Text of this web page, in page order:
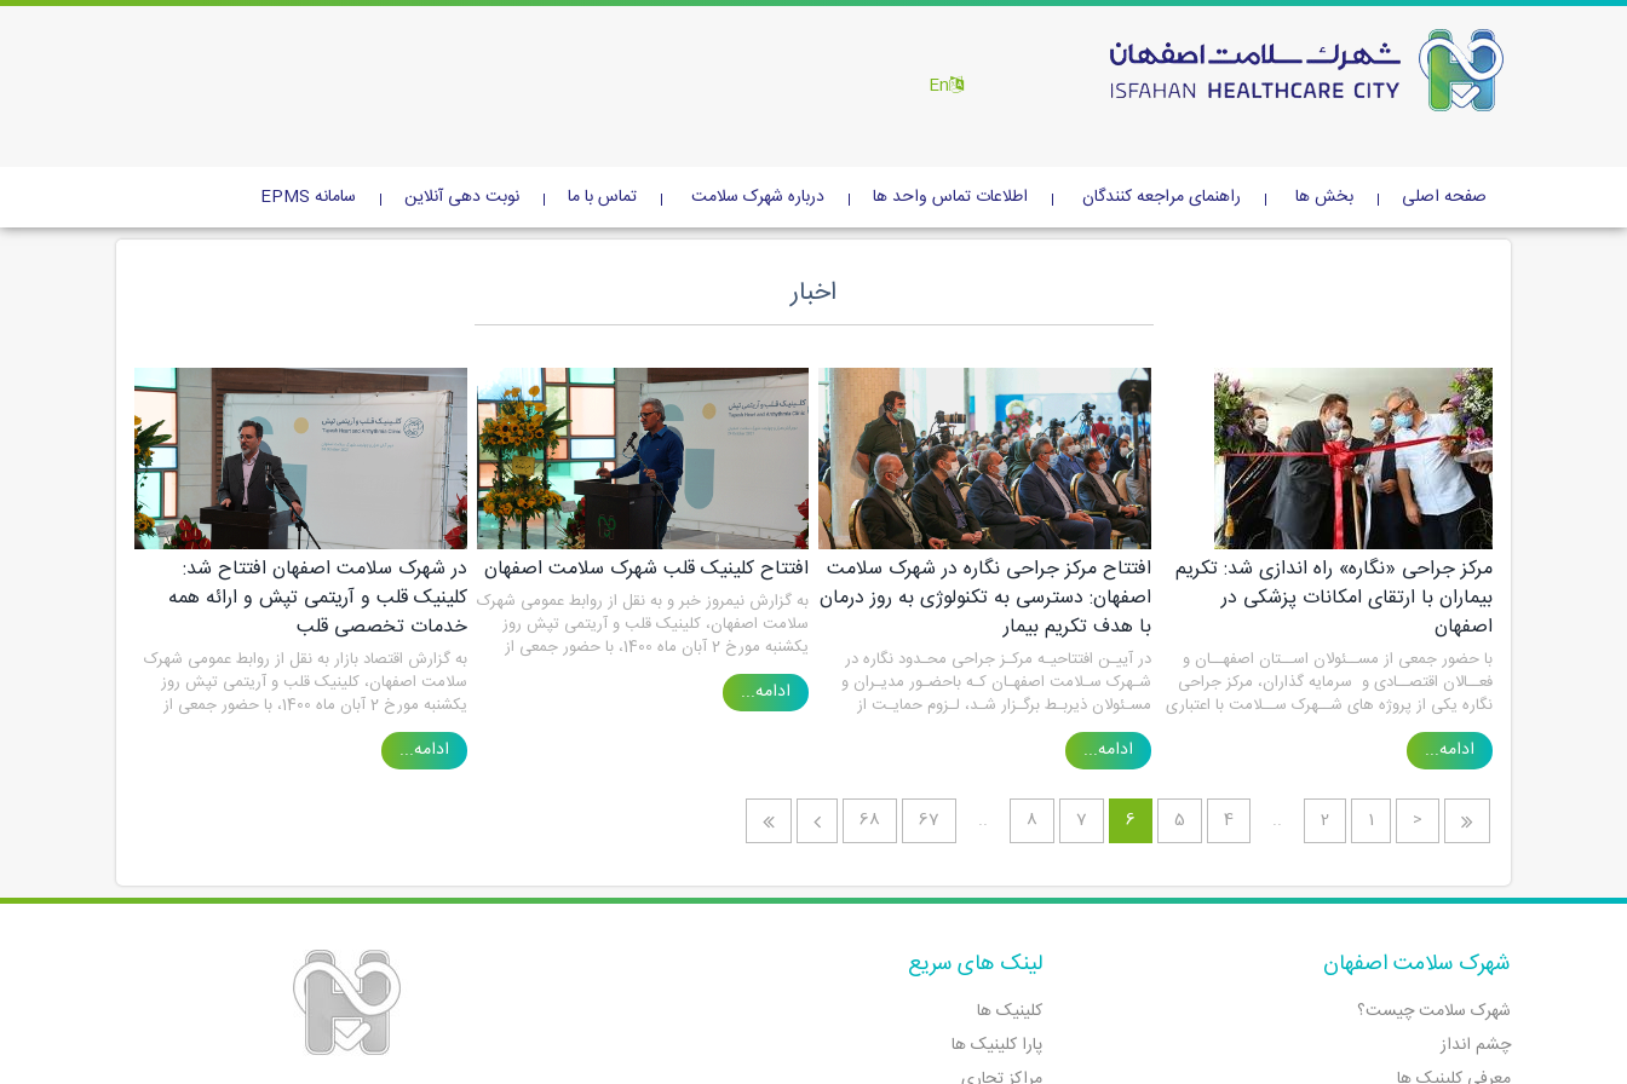
En
صفحه اصلی بخش ها راهنمای مراجعه کنندگان اطلاعات تماس واحد ها درباره شهرک سلامت تماس با ما نوبت دهی آنلاین سامانه EPMS
اخبار
مرکز جراحى «نگاره» راه اندازى شد: تکریم
بیماران با ارتقاى امکانات پزشکى در
اصفهان
با حضور جمعى از مســئولان اســتان اصفهــان و
فعــالان اقتصــادى و سرمایه گذاران، مرکز جراحى
نگاره یکى از پروژه هاى شــهرک ســلامت با اعتبارى
بالغ بر ســه هزار میلیارد ریال به بهره بردارى رسید.
ادامه...
افتتاح مرکز جراحی نگاره در شهرک سلامت
اصفهان: دسترسی به تکنولوژی به روز درمان
با هدف تکریم بیمار
در آییـن افتتاحیـه مرکـز جراحی محـدود نگاره در
شـهرک سـلامت اصفهـان کـه باحضـور مدیـران و
مسـئولان ذیربـط برگـزار شـد، لـزوم حمایـت از
بخـش خصوصـی بویـژه در بحـث درمـان،
دسترسـی بـه جدیدتریـن روش هـای درمانـی و
تکنولـوژی هـای اسـتاندارد روز بعنـوان یـک مطالبـه
و حقـوق مدنـی شـهروندان مطـر ح گردیـد.
ادامه...
افتتاح کلینیک قلب شهرک سلامت اصفهان
به گزارش نیمروز خبر و به نقل از روابط عمومی شهرک
سلامت اصفهان، کلینیک قلب و آریتمی تپش روز
یکشنبه مورخ 2 آبان ماه 1400، با حضور جمعی از
پزشکان و متخصصان قلب استان اصفهان، به بهره
برداری رسید.
ادامه...
در شهرک سلامت اصفهان افتتاح شد:
کلینیک قلب و آریتمی تپش و ارائه همه
خدمات تخصصی قلب
به گزارش اقتصاد بازار به نقل از روابط عمومی شهرک
سلامت اصفهان، کلینیک قلب و آریتمی تپش روز
یکشنبه مورخ 2 آبان ماه 1400، با حضور جمعی از
پزشکان و متخصصان قلب استان اصفهان، به بهره
برداری رسید....
ادامه...
<
1
2
..
4
5
6
7
8
..
67
68
شهرک سلامت اصفهان
شهرک سلامت چیست؟
چشم انداز
لینک های سریع
کلینیک ها
پارا کلینیک ها